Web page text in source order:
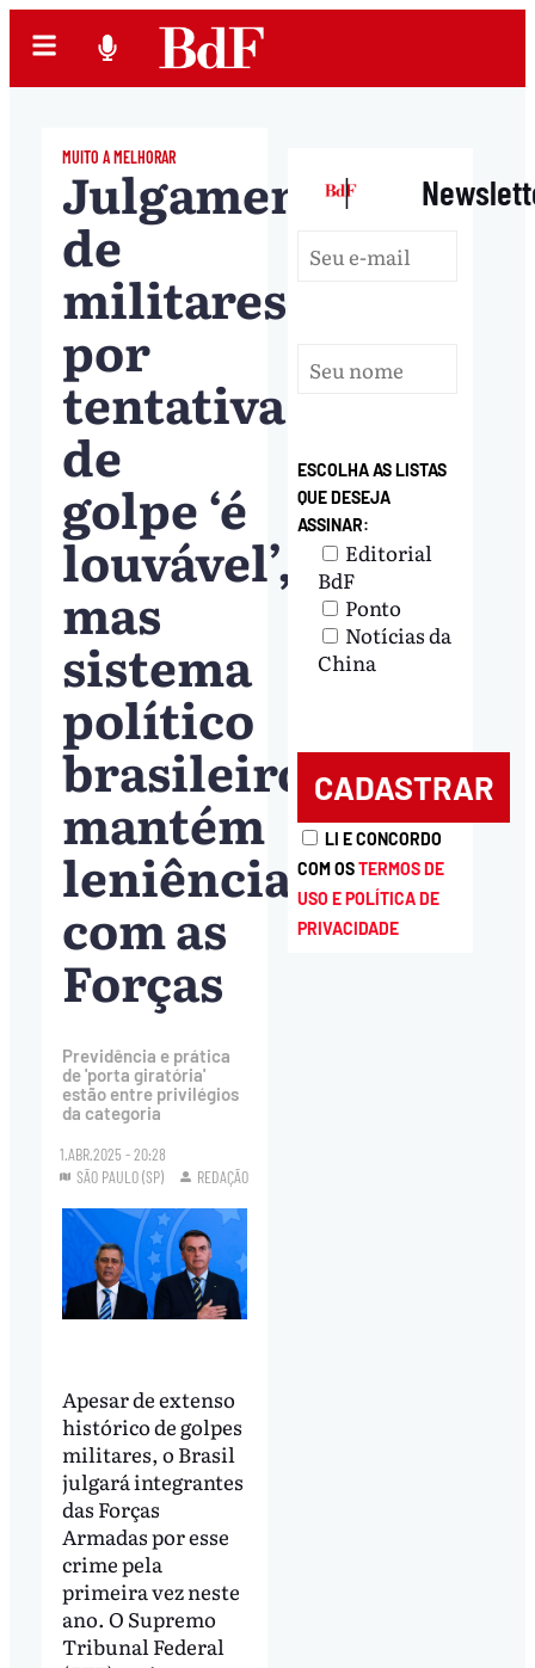
MUITO A MELHORAR
Julgamento
de
militares
por
tentativa
de
golpe ‘é
louvável’,
mas
sistema
político
brasileiro
mantém
leniência
com as
Forças
Previdência e prática
de 'porta giratória'
estão entre privilégios
da categoria
1.ABR.2025 - 20:28
SÃO PAULO (SP)
REDAÇÃO
Apesar de extenso
histórico de golpes
militares, o Brasil
julgará integrantes
das Forças
Armadas por esse
crime pela
primeira vez neste
ano. O Supremo
Tribunal Federal
|
ESCOLHA AS LISTAS
QUE DESEJA
ASSINAR:
Editorial
BdF
Ponto
Notícias da
China
LI E CONCORDO
COM OSTERMOS DE
USO E POLÍTICA DE
PRIVACIDADE